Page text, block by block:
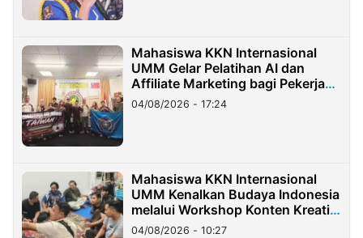
Mahasiswa KKN Internasional
UMM Gelar Pelatihan AI dan
Affiliate Marketing bagi Pekerja
Migran Indonesia di Taiwan
04/08/2026 - 17:24
Mahasiswa KKN Internasional
UMM Kenalkan Budaya Indonesia
melalui Workshop Konten Kreatif
di Taiwan
04/08/2026 - 10:27